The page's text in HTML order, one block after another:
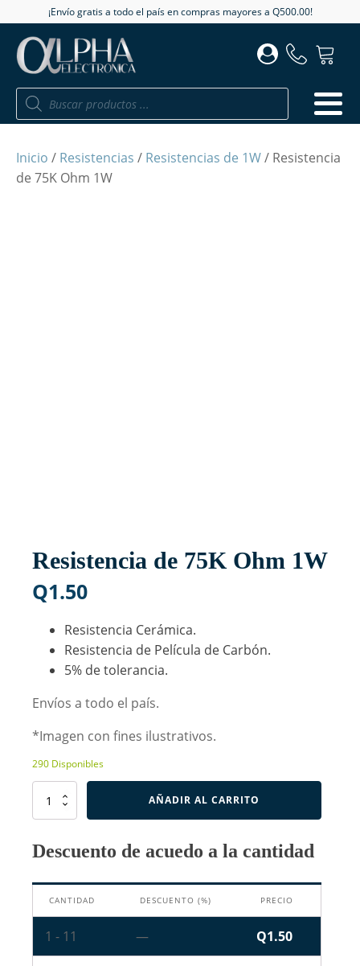
¡Envío gratis a todo el país en compras mayores a Q500.00!
Búsqueda
productos
Inicio / Resistencias / Resistencias de 1W/ Resistencia
de 75K Ohm 1W
Resistencia de 75K Ohm 1W
Q1.50
Resistencia Cerámica.
Resistencia de Película de Carbón.
5% de tolerancia.
Envíos a todo el país.
*Imagen con fines ilustrativos.
290 Disponibles
Resistencia
1W
AÑADIR AL CARRITO
Descuento de acuedo a la cantidad
CANTIDAD DESCUENTO (%) PRECIO
1 - 11 — Q1.50